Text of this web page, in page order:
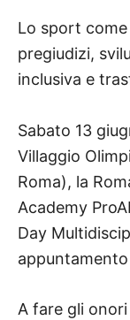
Lo sport
pregiudizi,
inclusiva e
Sabato 13
Villaggio
Roma), la
Academy
Day
A fare gli